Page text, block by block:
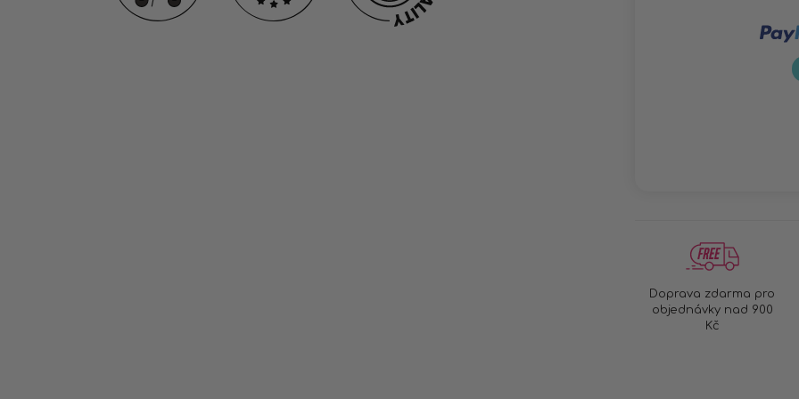
Doprava zdarma pro
objednávky nad 900
Kč